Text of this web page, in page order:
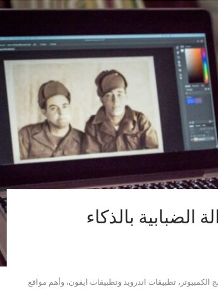
بالذكاء
تطبيقات اندرويد وتطبيقات ايفون، وأهم مواقع